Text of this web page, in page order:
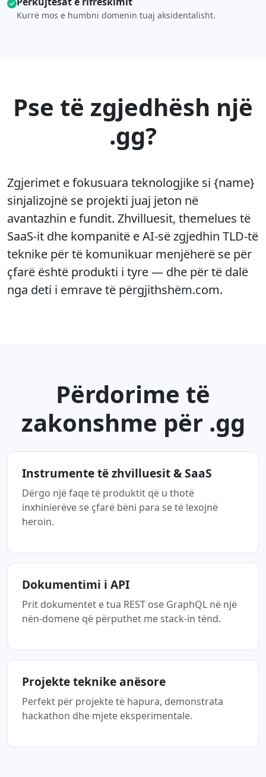
Kurrë mos e humbni domenin tuaj aksidentalisht.
Pse të zgjedhësh një
.gg?
Zgjerimet e fokusuara teknologjike si {name}
sinjalizojnë se projekti juaj jeton në
avantazhin e fundit. Zhvilluesit, themelues të
SaaS-it dhe kompanitë e AI-së zgjedhin TLD-të
teknike për të komunikuar menjëherë se për
çfarë është produkti i tyre — dhe për të dalë
nga deti i emrave të përgjithshëm.com.
Përdorime të
zakonshme për .gg
Instrumente të zhvilluesit & SaaS
Dërgo një faqe të produktit që u thotë
inxhinierëve se çfarë bëni para se të lexojnë
heroin.
Dokumentimi i API
Prit dokumentet e tua REST ose GraphQL në një
nën-domene që përputhet me stack-in tënd.
Projekte teknike anësore
Perfekt për projekte të hapura, demonstrata
hackathon dhe mjete eksperimentale.